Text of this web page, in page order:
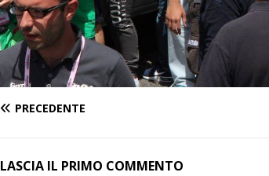
PRECEDENTE
LASCIA IL PRIMO COMMENTO